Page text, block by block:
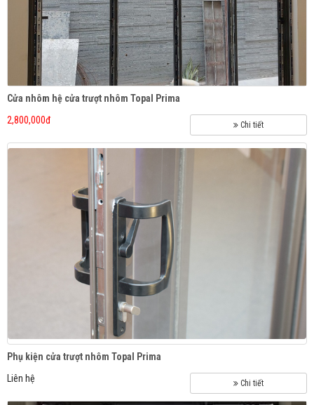
Cửa nhôm hệ cửa trượt nhôm Topal Prima
2,800,000đ
Chi tiết
Phụ kiện cửa trượt nhôm Topal Prima
Liên hệ
Chi tiết